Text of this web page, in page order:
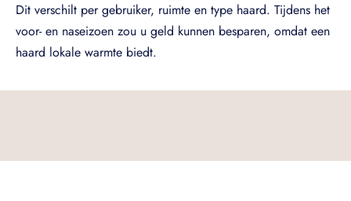
Dit verschilt per gebruiker, ruimte en type haard. Tijdens het
voor- en naseizoen zou u geld kunnen besparen, omdat een
haard lokale warmte biedt.